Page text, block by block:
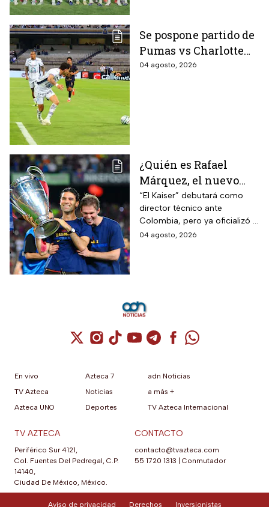
Se pospone partido de
Pumas vs Charlotte
FC en el inicio de la
04 agosto, 2026
¿Quién es Rafael
Márquez, el nuevo
entrenador de la
Selección Mexicana
que debutará con
Colombia, Perú y
“El Kaiser” debutará como
director técnico ante
Colombia, pero ya oficializó la
fecha de su primer encuentro
04 agosto, 2026
Cuenta de X / Twitter (se abre en una
Cuenta de Instagram (se abre en una
Cuenta de TikTok (se abre en
Cuenta de YouTube (se abre
Cuenta de Telegram (se
Cuenta de
Cuenta de
En vivo
TV Azteca
Azteca UNO
Azteca 7
Noticias
Deportes
adn Noticias
a más +
TV Azteca Internacional
TV AZTECA
Periférico Sur 4121,
Col. Fuentes Del Pedregal, C.P.
14140,
Ciudad De México, México.
CONTACTO
contacto@tvazteca.com
55 1720 1313
Conmutador
Aviso de privacidad Derechos Inversionistas